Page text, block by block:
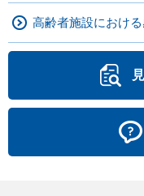
高齢者施設におけ